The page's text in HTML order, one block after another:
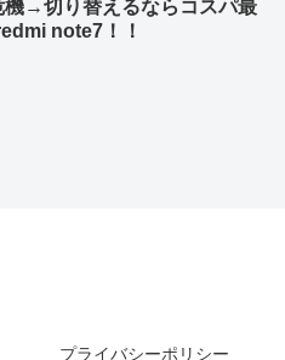
機→切り替えるならコスパ最
note7！！
プライバシーポリシー